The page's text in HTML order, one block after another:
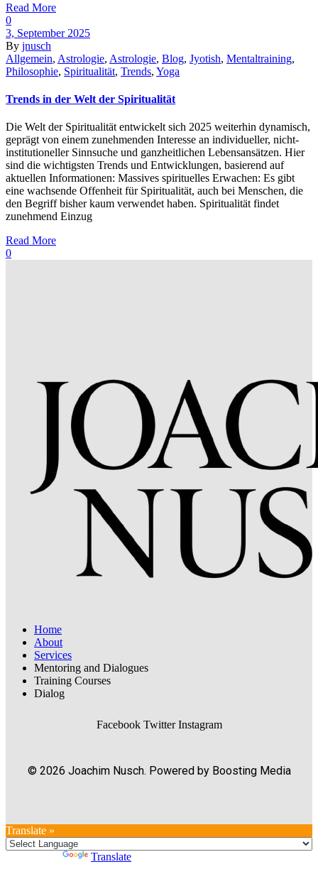
Read More
0
3, September 2025
By jnusch
Allgemein, Astrologie, Astrologie, Blog, Jyotish, Mentaltraining,
Philosophie, Spiritualität, Trends, Yoga
Trends in der Welt der Spiritualität
Die Welt der Spiritualität entwickelt sich 2025 weiterhin dynamisch,
geprägt von einem zunehmenden Interesse an individueller, nicht-
institutioneller Sinnsuche und ganzheitlichen Lebensansätzen. Hier
sind die wichtigsten Trends und Entwicklungen, basierend auf
aktuellen Informationen: Massives spirituelles Erwachen: Es gibt
eine wachsende Offenheit für Spiritualität, auch bei Menschen, die
den Begriff bisher kaum verwendet haben. Spiritualität findet
zunehmend Einzug
Read More
0
Home
About
Services
Mentoring and Dialogues
Training Courses
Dialog
Facebook Twitter Instagram
© 2026 Joachim Nusch. Powered by Boosting Media
Translate »
Translate